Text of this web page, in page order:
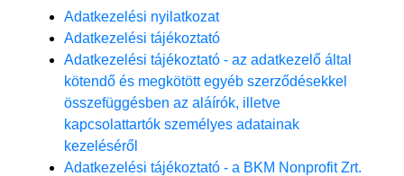
Adatkezelési nyilatkozat
Adatkezelési tájékoztató
Adatkezelési tájékoztató - az adatkezelő által
kötendő és megkötött egyéb szerződésekkel
összefüggésben az aláírók, illetve
kapcsolattartók személyes adatainak
kezeléséről
Adatkezelési tájékoztató - a BKM Nonprofit Zrt.